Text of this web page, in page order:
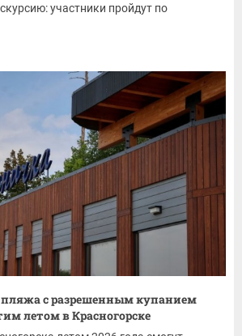
участники пройдут по
с разрешенным купанием
летом в Красногорске